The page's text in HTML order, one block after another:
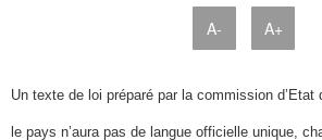
A- A+
Un texte de loi préparé par la commission d’Etat
le pays n’aura pas de langue officielle unique,